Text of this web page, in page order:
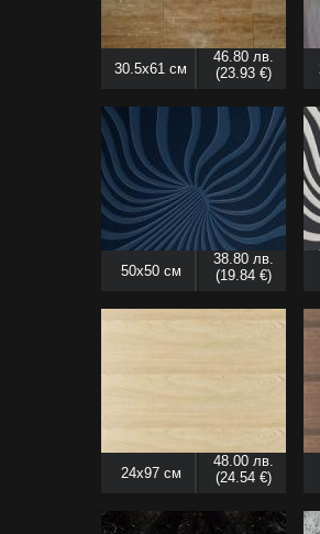
30.5x61 см
46.80 лв.
(23.93 €)
50x50 см
38.80 лв.
(19.84 €)
24x97 см
48.00 лв.
(24.54 €)